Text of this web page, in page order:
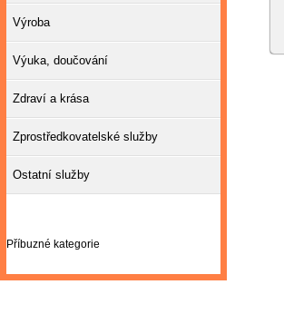
Výroba
Výuka, doučování
Zdraví a krása
Zprostředkovatelské služby
Ostatní služby
Příbuzné kategorie